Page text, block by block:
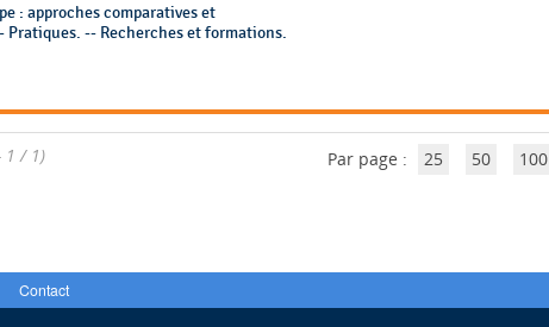
: approches comparatives et
-- Recherches et formations.
1 / 1) Par page : 25 50 100
Contact